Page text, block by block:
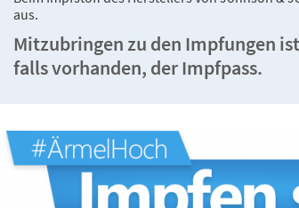
aus.
Mitzubringen zu den Impfungen
falls vorhanden, der Impfpass.